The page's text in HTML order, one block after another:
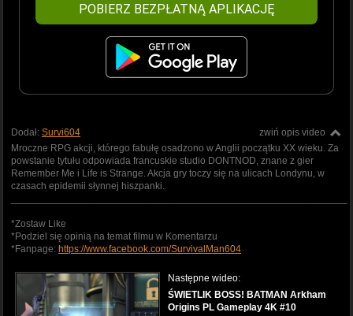
POBIERZ BEZPŁATNĄ APLIKACJĘ
zwiń opis video
Dodał: Survi604
Mroczne RPG akcji, którego fabułę osadzono w Anglii początku XX wieku. Za
powstanie tytułu odpowiada francuskie studio DONTNOD, znane z gier
Remember Me i Life is Strange. Akcja gry toczy się na ulicach Londynu, w
czasach epidemii słynnej hiszpanki.
*Zostaw Like
*Podziel się opinią na temat filmu w Komentarzu
*Fanpage: https://www.facebook.com/SurvivalMan604
Następne wideo:
ŚWIETLIK BOSS! BATMAN Arkham
Origins PL Gameplay 4K #10